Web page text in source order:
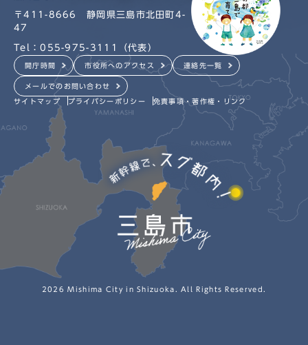
〒411-8666 静岡県三島市北田町4-
47
Tel：055-975-3111（代表）
開庁時間 市役所へのアクセス 連絡先一覧
メールでのお問い合わせ
サイトマップ プライバシーポリシー 免責事項・著作権・リンク
2026 Mishima City in Shizuoka. All Rights Reserved.